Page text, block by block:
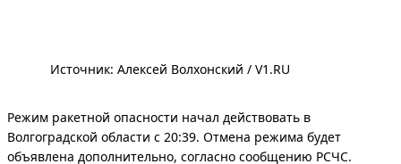
Источник: Алексей Волхонский / V1.RU
Режим ракетной опасности начал действовать в
Волгоградской области с 20:39. Отмена режима будет
объявлена дополнительно, согласно сообщению РСЧС.